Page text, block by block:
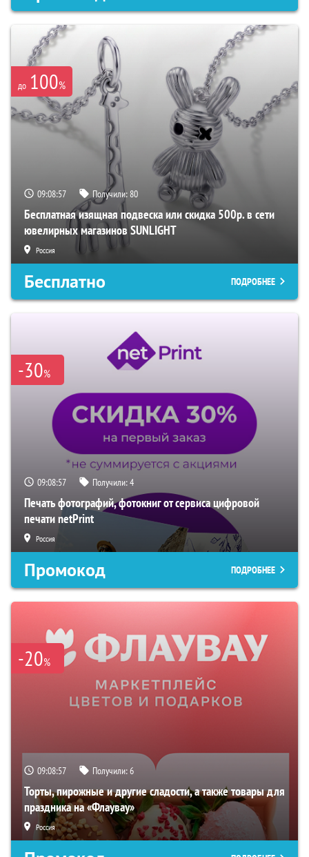
до 100%
09:08:56 Получили:80
Бесплатная изящная подвеска или скидка 500р. в сети
ювелирных магазинов SUNLIGHT
Россия
Бесплатно ПОДРОБНЕЕ
-30%
09:08:56 Получили:4
Печать фотографий, фотокниг от сервиса цифровой
печати netPrint
Россия
Промокод ПОДРОБНЕЕ
-20%
09:08:56 Получили:6
Торты, пирожные и другие сладости, а также товары для
праздника на «Флаувау»
Россия